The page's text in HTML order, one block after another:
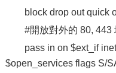
block drop out quick
#開放對外的 80, 443
pass in on $ext_if
$open_services flags S/